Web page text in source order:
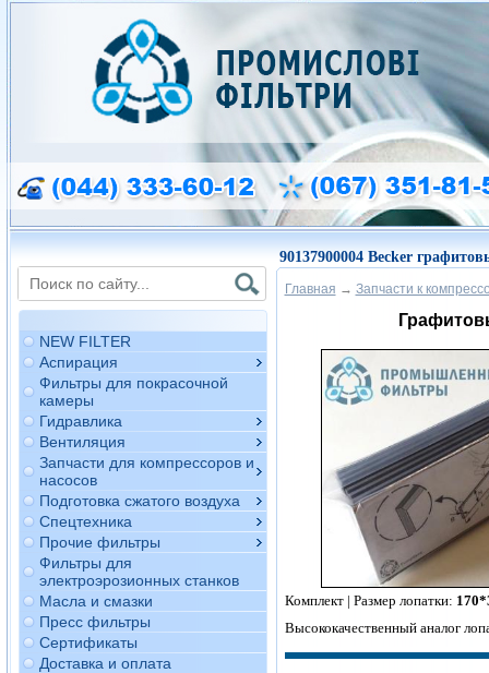
NEW FILTER
Аспирация
Фильтры для покрасочной
камеры
Гидравлика
Вентиляция
Запчасти для компрессоров и
насосов
Подготовка сжатого воздуха
Спецтехника
Прочие фильтры
Фильтры для
электроэрозионных станков
Масла и смазки
Пресс фильтры
Сертификаты
Доставка и оплата
90137900004 Becker
Главная → Запчасти к
Комплект | Размер лопатки:
Высококачественный аналог